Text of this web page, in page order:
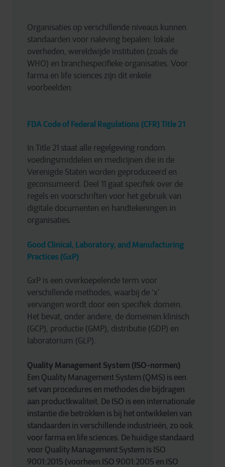
Organisaties op verschillende niveaus kunnen
standaarden voor naleving bepalen: lokale
overheden, wereldwijde instituten (zoals de
WHO) en branchespecifieke organisaties. Voor
farma en life sciences zijn dit enkele
voorbeelden:
FDA Code of Federal Regulations (CFR) Title 21
In Title 21 staat alle regelgeving rondom
voedingsmiddelen en medicijnen die in de
Verenigde Staten worden geproduceerd en
geconsumeerd. Deel 11 gaat specifiek over de
regels en voorschriften voor het gebruik van
digitale documenten en handtekeningen in
organisaties.
Good Clinical, Laboratory, and Manufacturing
Practices (GxP)
GxP is een overkoepelende term voor
verschillende methodes, waarbij de ‘x’
vervangen wordt door een specifiek domein.
Het bevat, onder andere, de domeinen klinisch
(GCP), productie (GMP), distributie (GDP) en
laboratorium (GLP).
Quality Management System (ISO-normen)
Een Quality Management System (QMS) is een
set van procedures en methodes die bijdragen
aan productkwaliteit. De ISO is een internationale
instantie die betrokken is bij het ontwikkelen van
standaarden in verschillende industrieën, zo ook
voor farma en life sciences. De huidige standaard
voor Quality Management System is ISO
9001:2015 (voorheen ISO 9001:2005 en ISO